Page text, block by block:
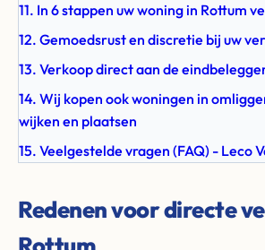
11. In 6 stappen uw woning in Rottum
12. Gemoedsrust en discretie bij uw
13. Verkoop direct aan de
14. Wij kopen ook woningen in
wijken en plaatsen
15. Veelgestelde vragen (FAQ) - Leco
Redenen voor directe